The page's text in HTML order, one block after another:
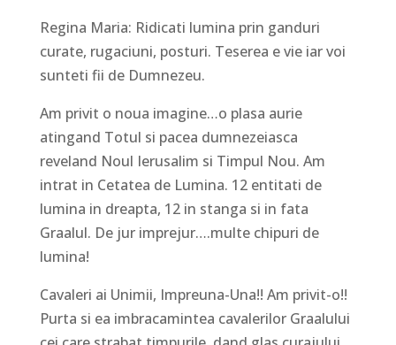
Regina Maria: Ridicati lumina prin ganduri
curate, rugaciuni, posturi. Teserea e vie iar voi
sunteti fii de Dumnezeu.
Am privit o noua imagine…o plasa aurie
atingand Totul si pacea dumnezeiasca
reveland Noul Ierusalim si Timpul Nou. Am
intrat in Cetatea de Lumina. 12 entitati de
lumina in dreapta, 12 in stanga si in fata
Graalul. De jur imprejur….multe chipuri de
lumina!
Cavaleri ai Unimii, Impreuna-Una!! Am privit-o!!
Purta si ea imbracamintea cavalerilor Graalului